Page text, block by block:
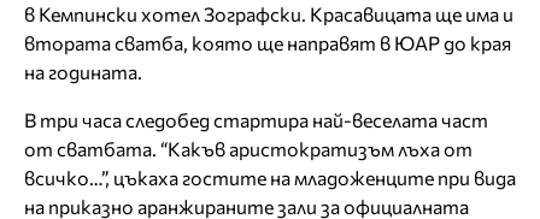
в Кемпински хотел Зографски. Красавицата ще има и
втората сватба, която ще направят в ЮАР до края
на годината.
В три часа следобед стартира най-веселата част
от сватбата. “Какъв аристократизъм лъха от
всичко…”, цъкаха гостите на младоженците при вида
на приказно аранжираните зали за официалната